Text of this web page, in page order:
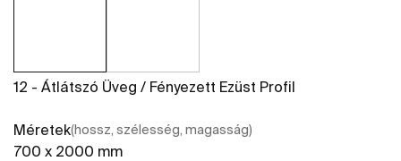
12 - Átlátszó Üveg / Fényezett Ezüst Profil
Méretek(hossz, szélesség, magasság)
700 x 2000 mm